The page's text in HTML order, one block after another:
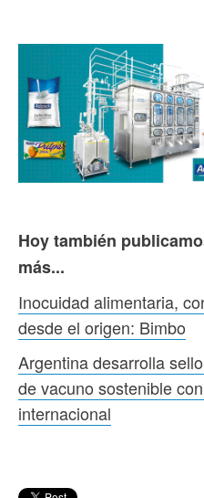
Hoy también
más...
Inocuidad alimentaria,
desde el origen: Bimbo
Argentina desarrolla
de vacuno sostenible
internacional